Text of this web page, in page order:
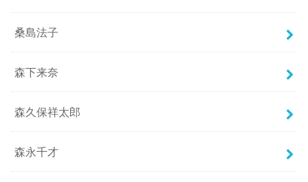
桑島法子
森下来奈
森久保祥太郎
森永千才